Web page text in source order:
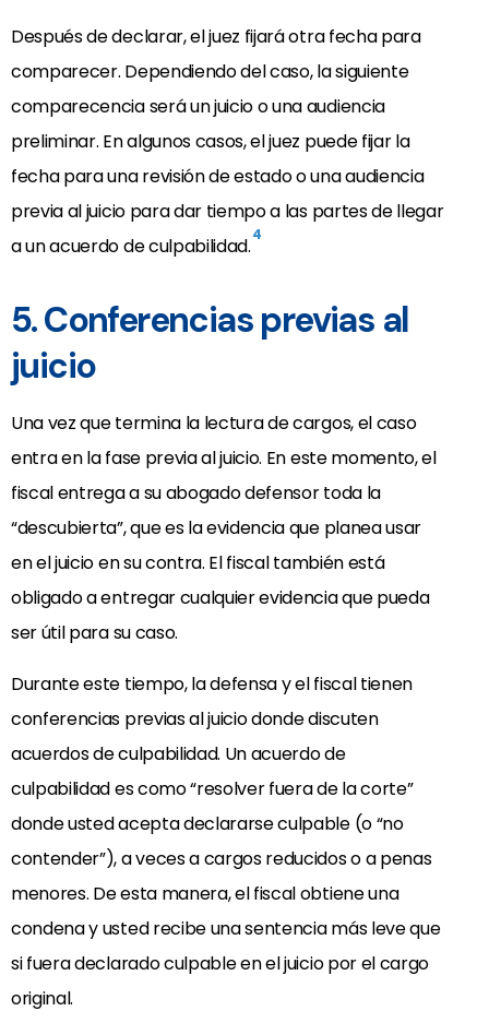
Después de declarar, el juez fijará otra fecha para
comparecer. Dependiendo del caso, la siguiente
comparecencia será un juicio o una audiencia
preliminar. En algunos casos, el juez puede fijar la
fecha para una revisión de estado o una audiencia
previa al juicio para dar tiempo a las partes de llegar
a un acuerdo de culpabilidad.4
5. Conferencias previas al
juicio
Una vez que termina la lectura de cargos, el caso
entra en la fase previa al juicio. En este momento, el
fiscal entrega a su abogado defensor toda la
“descubierta”, que es la evidencia que planea usar
en el juicio en su contra. El fiscal también está
obligado a entregar cualquier evidencia que pueda
ser útil para su caso.
Durante este tiempo, la defensa y el fiscal tienen
conferencias previas al juicio donde discuten
acuerdos de culpabilidad. Un acuerdo de
culpabilidad es como “resolver fuera de la corte”
donde usted acepta declararse culpable (o “no
contender”), a veces a cargos reducidos o a penas
menores. De esta manera, el fiscal obtiene una
condena y usted recibe una sentencia más leve que
si fuera declarado culpable en el juicio por el cargo
original.